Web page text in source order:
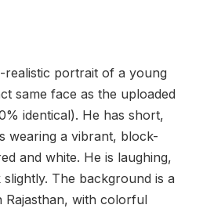
portrait of a young
same face as the uploaded
identical). He has short,
wearing a vibrant, block-
and white. He is laughing,
The background is a
Rajasthan, with colorful